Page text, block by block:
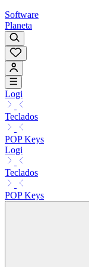
Software
Planeta
Logi
Teclados
POP Keys
Logi
Teclados
POP Keys